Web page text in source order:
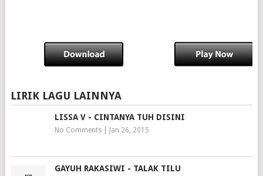
LIRIK LAGU LAINNYA
LISSA V - CINTANYA TUH DISINI
No Comments| Jan 26, 2015
GAYUH RAKASIWI - TALAK TILU